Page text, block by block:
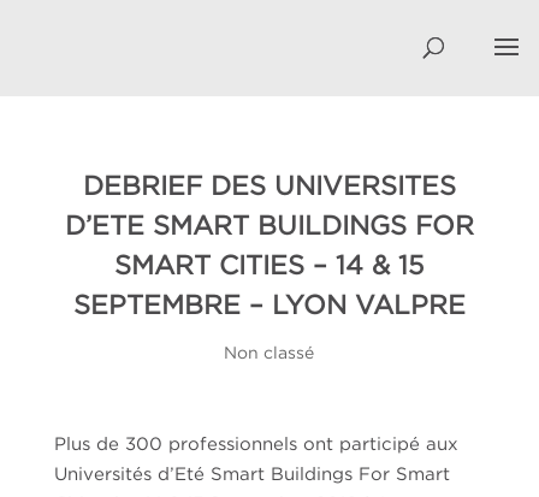
DEBRIEF DES UNIVERSITES
D’ETE SMART BUILDINGS FOR
SMART CITIES – 14 & 15
SEPTEMBRE – LYON VALPRE
Non classé
Plus de 300 professionnels ont participé aux
Universités d’Eté Smart Buildings For Smart